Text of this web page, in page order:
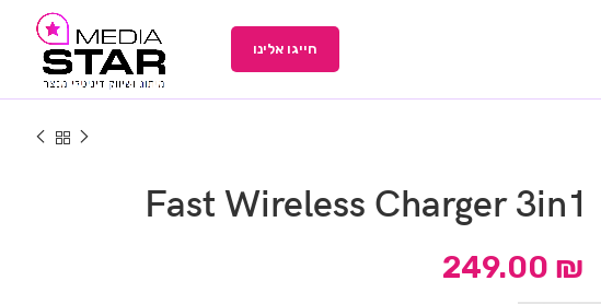
חייגו אלינו
Fast Wireless Charger 3in1
249.00 ₪